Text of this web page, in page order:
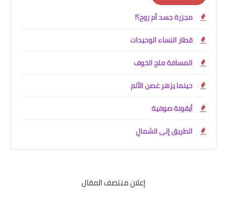
مجزرة جسد أم روح؟!
قطار النساء الوحيدات
المسافة ملح الخوف
حينما يزهر غصن الألم
أيقونة صوفية
الطريق إلى الشمالِ
إعلان منتصف المقال